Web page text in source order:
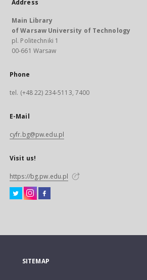
Address
Main Library
of Warsaw University of Technology
pl. Politechniki 1
00-661 Warsaw
Phone
tel. (+48 22) 234-5113, 7400
E-Mail
cyfr.bg@pw.edu.pl
Visit us!
https://bg.pw.edu.pl
SITEMAP